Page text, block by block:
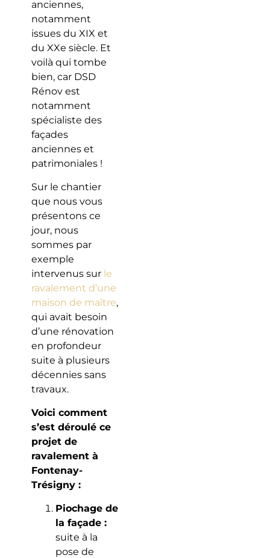
anciennes,
notamment
issues du XIX et
du XXe siècle. Et
voilà qui tombe
bien, car DSD
Rénov est
notamment
spécialiste des
façades
anciennes et
patrimoniales !
Sur le chantier
que nous vous
présentons ce
jour, nous
sommes par
exemple
intervenus sur le
ravalement d’une
maison de maître,
qui avait besoin
d’une rénovation
en profondeur
suite à plusieurs
décennies sans
travaux.
Voici comment
s’est déroulé ce
projet de
ravalement à
Fontenay-
Trésigny :
Piochage de
la façade :
suite à la
pose de